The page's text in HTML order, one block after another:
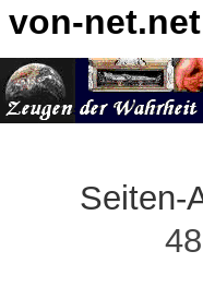
von-net.net
Seiten-